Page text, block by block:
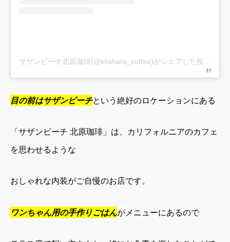
目の前はサザンビーチという絶好のロケーションにある
「サザンビーチ 北原珈琲」は、カリフォルニアのカフェ
を思わせるような
おしゃれな内装がご自慢のお店です。
ワンちゃん用の手作りごはんがメニューにあるので